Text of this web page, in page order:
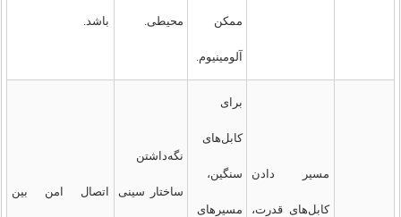
ممکن
آلومینیوم.
محیطی. باشد.
مسیر دادن
کابل‌های قدرت،
برای
کابل‌های
سنگین،
مسیرهای
نگه‌داشتن
ساختار سینی اتصال امن بین